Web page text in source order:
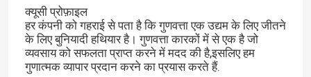
क्यूसी प्रोफ़ाइल
हर कंपनी को गहराई से पता है कि गुणवत्ता एक उद्यम के लिए जीतने
के लिए बुनियादी हथियार है। गुणवत्ता कारकों में से एक है जो
व्यवसाय को सफलता प्राप्त करने में मदद की है,इसलिए हम
गुणात्मक व्यापार प्रदान करने का प्रयास करते हैं.